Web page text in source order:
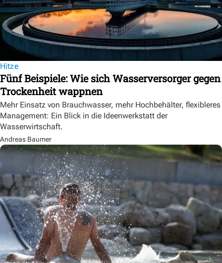
Hitze
Fünf Beispiele: Wie sich Wasserversorger gegen
Trockenheit wappnen
Mehr Einsatz von Brauchwasser, mehr Hochbehälter, flexibleres
Management: Ein Blick in die Ideenwerkstatt der
Wasserwirtschaft.
Andreas Baumer